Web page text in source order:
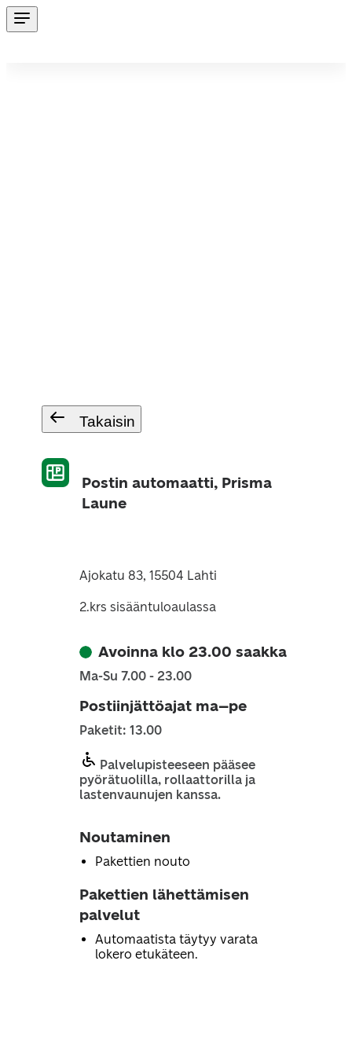
Takaisin
Postin automaatti, Prisma
Laune
Ajokatu 83, 15504 Lahti
2.krs sisääntuloaulassa
Avoinna klo 23.00 saakka
Ma-Su 7.00 - 23.00
Postiinjättöajat ma–pe
Paketit: 13.00
Palvelupisteeseen pääsee
pyörätuolilla, rollaattorilla ja
lastenvaunujen kanssa.
Noutaminen
Pakettien nouto
Pakettien lähettämisen
palvelut
Automaatista täytyy varata
lokero etukäteen.